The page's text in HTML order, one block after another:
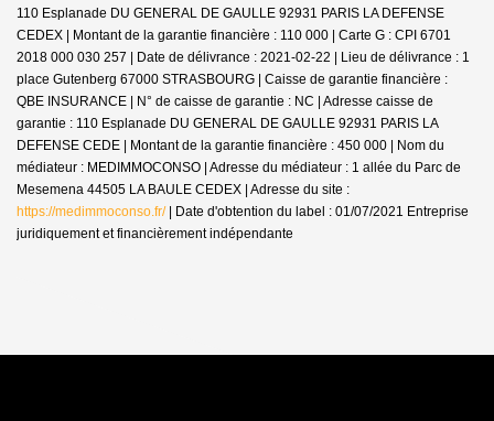
110 Esplanade DU GENERAL DE GAULLE 92931 PARIS LA DEFENSE
CEDEX | Montant de la garantie financière : 110 000 | Carte G : CPI 6701
2018 000 030 257 | Date de délivrance : 2021-02-22 | Lieu de délivrance : 1
place Gutenberg 67000 STRASBOURG | Caisse de garantie financière :
QBE INSURANCE | N° de caisse de garantie : NC | Adresse caisse de
garantie : 110 Esplanade DU GENERAL DE GAULLE 92931 PARIS LA
DEFENSE CEDE | Montant de la garantie financière : 450 000 | Nom du
médiateur : MEDIMMOCONSO | Adresse du médiateur : 1 allée du Parc de
Mesemena 44505 LA BAULE CEDEX | Adresse du site :
https://medimmoconso.fr/| Date d'obtention du label : 01/07/2021 Entreprise
juridiquement et financièrement indépendante